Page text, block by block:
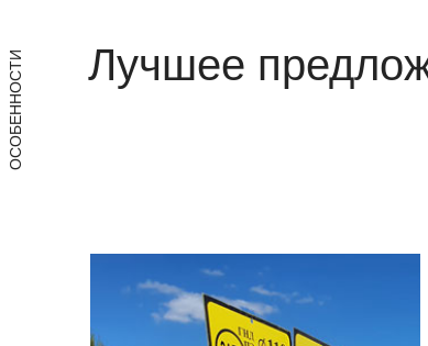
ОСОБЕННОСТИ Лучшее